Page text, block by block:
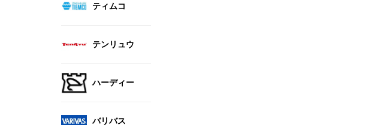
ティムコ
テンリュウ
ハーディー
バリバス